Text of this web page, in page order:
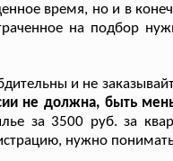
время, но и в
на подбор
и не
не должна, быть
за 3500 руб. за
нужно понимать